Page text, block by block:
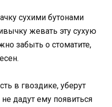
сухими бутонами
жевать эту сухую
забыть о стоматите,
в гвоздике, уберут
дадут ему появиться